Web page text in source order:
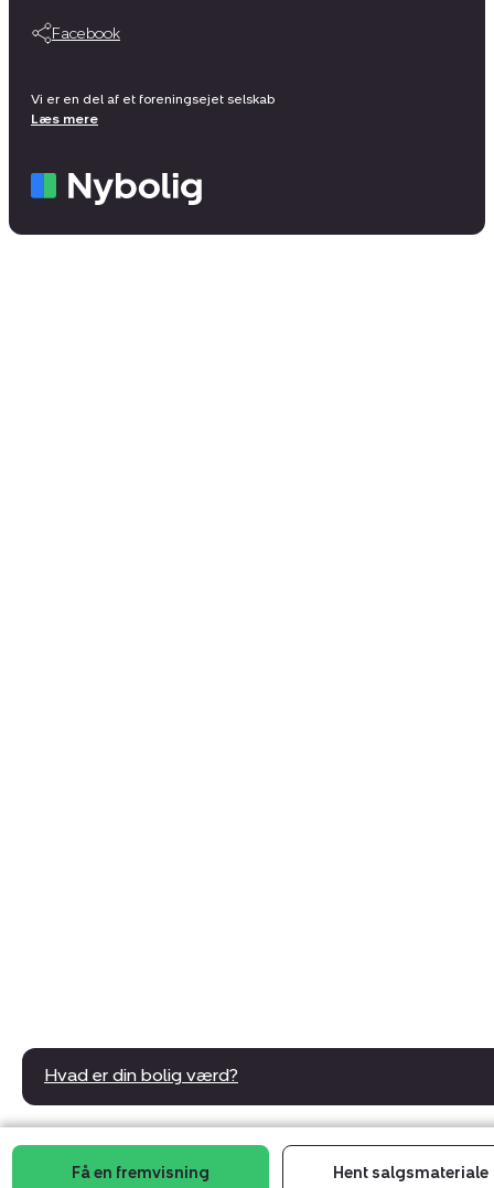
Få en fremvisning Hent salgsmateriale
Facebook
Vi er en del af et foreningsejet selskab
Læs mere
Hvad er din bolig værd?